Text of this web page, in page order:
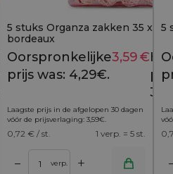
40 cm - mix
4,09 €
is:
5 stuks Organza zakken 35 x 50
bordeaux
Oorspronkelijke
prijs was: 4,29€.
3,59€
Laagste prijs in de afgelopen 30 dagen
vóór de prijsverlaging: 3,59€.
0,72 € / st. 1 verp. = 5 st.
– verp. +
5
Toevoegen aan winkelwagen